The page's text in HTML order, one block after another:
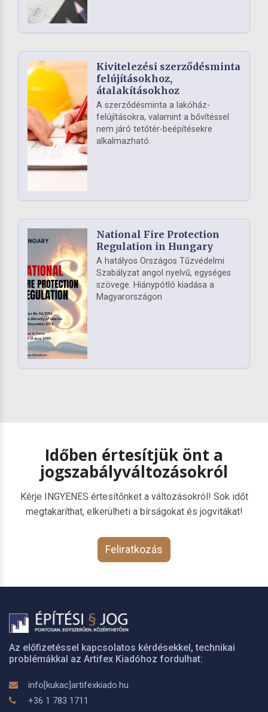
Kivitelezési szerződésminta
felújításokhoz,
átalakításokhoz
A szerződésminta a lakóház-
felújításokra, valamint a bővítéssel
nem járó tetőtér-beépítésekre
alkalmazható.
National Fire Protection
Regulation in Hungary
A hatályos Országos Tűzvédelmi
Szabályzat angol nyelvű, egységes
szövege. Hiánypótló kiadása a
Magyarországon
Időben értesítjük önt a
jogszabályváltozásokról
Kérje INGYENES értesítőnket a változásokról! Sok időt
megtakaríthat, elkerülheti a bírságokat és jogvitákat!
Feliratkozás
Az előfizetéssel kapcsolatos kérdésekkel, technikai
problémákkal az Artifex Kiadóhoz fordulhat:
info[kukac]artifexkiado.hu
+36 1 783 1711